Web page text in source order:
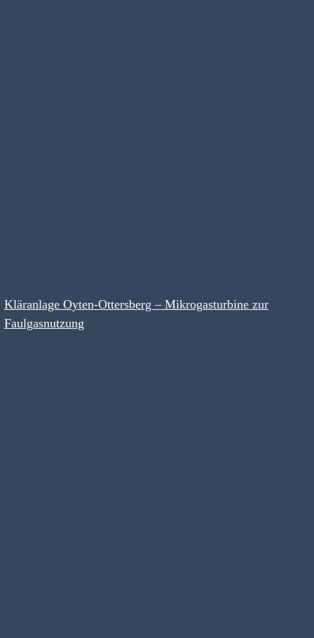
Kläranlage Oyten-Ottersberg – Mikrogasturbine zur
Faulgasnutzung